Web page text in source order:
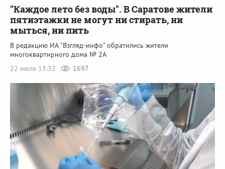
"Каждое лето без воды". В Саратове жители
пятиэтажки не могут ни стирать, ни
мыться, ни пить
В редакцию ИА "Взгляд-инфо" обратились жители
многоквартирного дома № 2А
22 июля 13:32
1697